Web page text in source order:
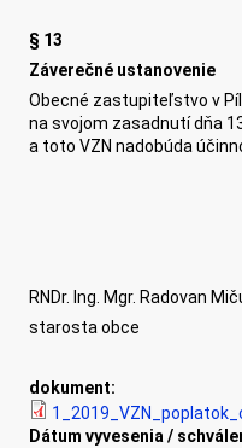
§ 13
Záverečné ustanovenie
Obecné zastupiteľstvo v
na svojom zasadnutí dňa
a toto VZN nadobúda
RNDr. Ing. Mgr. Radovan
starosta obce
dokument:
Dátum vyvesenia /